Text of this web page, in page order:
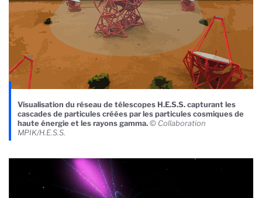
Visualisation du réseau de télescopes H.E.S.S. capturant les
cascades de particules créées par les particules cosmiques de
haute énergie et les rayons gamma. © Collaboration
MPIK/H.E.S.S.